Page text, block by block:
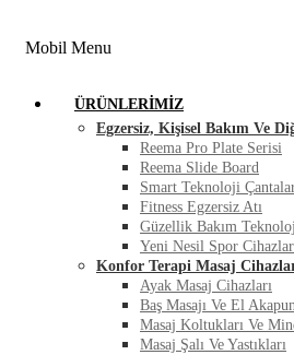
Mobil Menu
ÜRÜNLERIMIZ
Egzersiz, Kişisel Bakım Ve
Reema Pro Plate Serisi
Reema Slide Board
Smart Teknoloji
Fitness Egzersiz Atı
Güzellik Bakım
Yeni Nesil Spor
Konfor Terapi Masaj
Ayak Masaj Cihazları
Baş Masajı Ve El
Masaj Koltukları Ve
Masaj Şalı Ve Yastıkları